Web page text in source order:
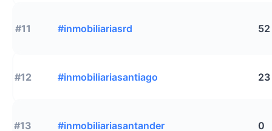
#11 #inmobiliariasrd 52
#12 #inmobiliariasantiago 23
#13 #inmobiliariasantander 0